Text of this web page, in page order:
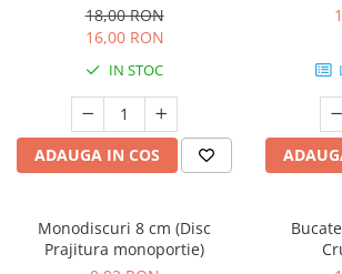
18,00 RON
16,00 RON
IN STOC
ADAUGA IN COS
Monodiscuri 8 cm (Disc
Prajitura monoportie)